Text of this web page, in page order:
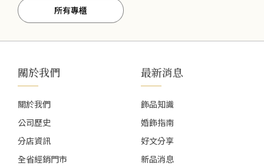
所有專櫃
關於我們
關於我們
公司歷史
分店資訊
全省經銷門市
最新消息
飾品知識
婚飾指南
好文分享
新品消息